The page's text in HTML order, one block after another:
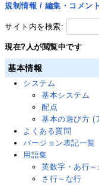
規制情報 / 編集・コメン
サイト内を検索:
現在? 人が閲覧中です
基本情報
システム
基本システム
配点
基本の遊び方 (
よくある質問
バージョン表記一覧
用語集
英数字・あ行
さ行～な行